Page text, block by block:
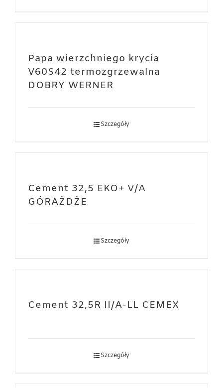
Papa wierzchniego krycia
V60S42 termozgrzewalna
DOBRY WERNER
Szczegóły
Cement 32,5 EKO+ V/A
GÓRAŻDŻE
Szczegóły
Cement 32,5R II/A-LL CEMEX
Szczegóły